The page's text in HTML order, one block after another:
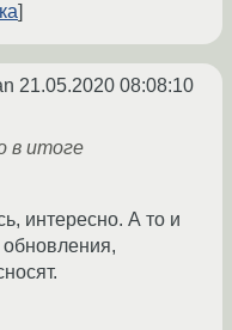
21.05.2020 08:08:10
в итоге
интересно. А то и